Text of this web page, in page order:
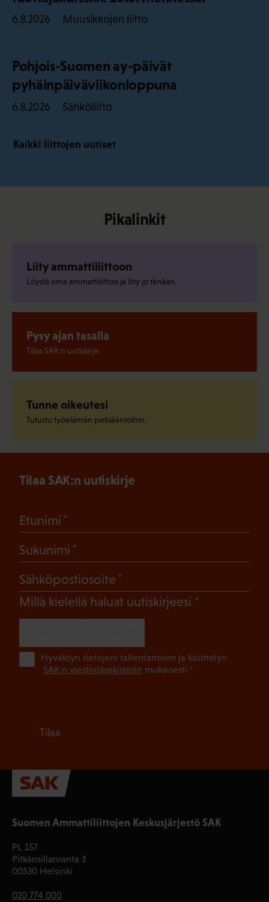
6.8.2026 Muusikkojen liitto
Pohjois-Suomen ay-päivät
pyhäinpäiväviikonloppuna
6.8.2026 Sähköliitto
Kaikki liittojen uutiset
Pikalinkit
Liity ammattiliittoon
Löydä oma ammattiliittosi ja liity jo tänään.
Pysy ajan tasalla
Tilaa SAK:n uutiskirje.
Tunne oikeutesi
Tutustu työelämän pelisääntöihin.
Suomen Ammattiliittojen Keskusjärjestö SAK
PL 157
Pitkänsillanranta 3
00530 Helsinki
020 774 000
Tilaa SAK:n uutiskirje
Etunimi
Sukunimi
Sähköpostiosoite
Millä kielellä haluat uutiskirjeesi (Pakollinen)
Hyväksyn tietojeni tallentamisen ja käsittelyn
SAK:n viestintärekisterin mukaisesti *
Tilaa